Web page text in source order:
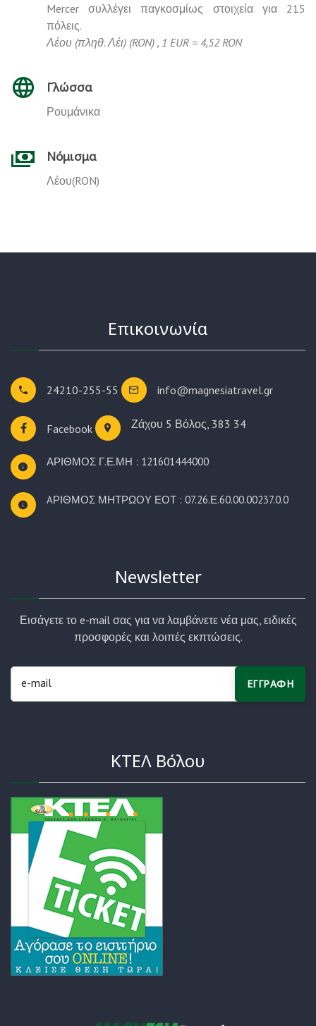
Mercer συλλέγει παγκοσμίως στοιχεία για 215
πόλεις.
Λέου (πληθ. Λέι) (RON) , 1 EUR = 4,52 RON
Γλώσσα
Ρουμάνικα
Νόμισμα
Λέου(RON)
Επικοινωνία
24210-255-55 info@magnesiatravel.gr
Facebook Ζάχου 5 Βόλος, 383 34
ΑΡΙΘΜΟΣ Γ.Ε.ΜΗ : 121601444000
AΡΙΘΜΟΣ ΜΗΤΡΩΟΥ ΕΟΤ : 07.26.Ε.60.00.00237.0.0
Newsletter
Εισάγετε το e-mail σας για να λαμβάνετε νέα μας, ειδικές
προσφορές και λοιπές εκπτώσεις.
ΕΓΓΡΑΦΗ
ΚΤΕΛ Βόλου